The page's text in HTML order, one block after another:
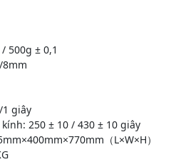
500g ± 0,1
giây
250 ± 10 / 430 ± 10 giây
（L×W×H）